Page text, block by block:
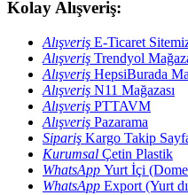
Kolay Alışveriş:
Alışveriş E-Ticaret
Alışveriş Trendyol
Alışveriş HepsiBurada
Alışveriş N11 Mağazası
Alışveriş PTTAVM
Alışveriş Pazarama
Sipariş Kargo Takip
Kurumsal Çetin Plastik
WhatsApp Yurt İçi
WhatsApp Export (Yurt